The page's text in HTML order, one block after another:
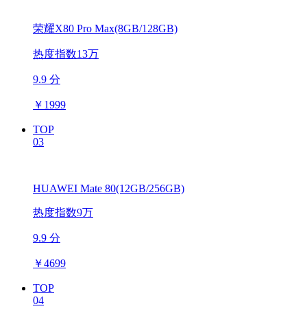
荣耀X80 Pro Max(8GB/128GB)
热度指数13万
9.9 分
￥ 1999
TOP
03
HUAWEI Mate 80(12GB/256GB)
热度指数9万
9.9 分
￥4699
TOP
04